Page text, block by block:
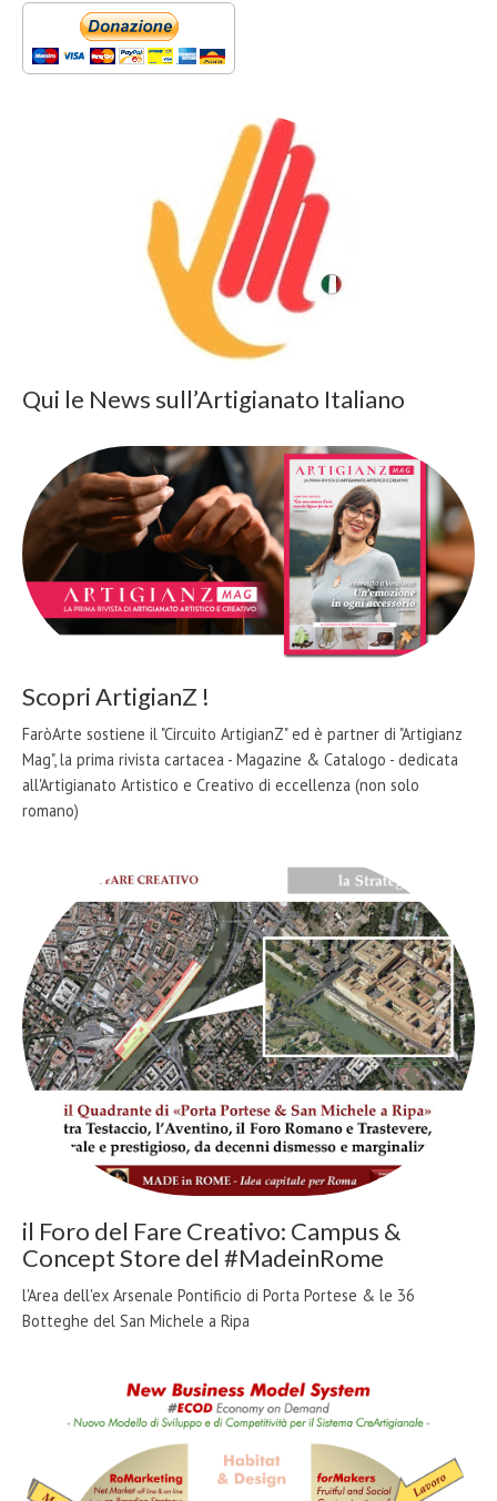
Qui le News sull’Artigianato Italiano
Scopri ArtigianZ !
FaròArte sostiene il "Circuito ArtigianZ" ed è partner di "Artigianz
Mag", la prima rivista cartacea - Magazine & Catalogo - dedicata
all'Artigianato Artistico e Creativo di eccellenza (non solo
romano)
il Foro del Fare Creativo: Campus &
Concept Store del #MadeinRome
l'Area dell'ex Arsenale Pontificio di Porta Portese & le 36
Botteghe del San Michele a Ripa